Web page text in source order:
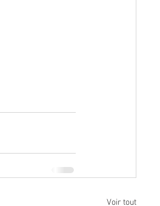
Voir tout